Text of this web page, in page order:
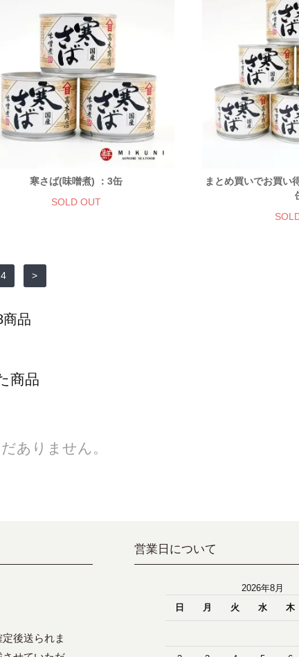
寒さば(味噌煮) ：3缶
SOLD OUT
まとめ買いでお買い
4 >
商品
商品
ありません。
後送られま
営業日について
2026年8月
日
月 火 水 木